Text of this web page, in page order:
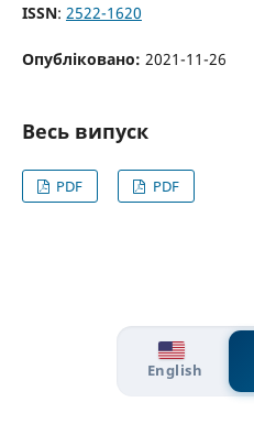
ISSN: 2522-1620
Опубліковано: 2021-11-26
Весь випуск
PDF PDF
English